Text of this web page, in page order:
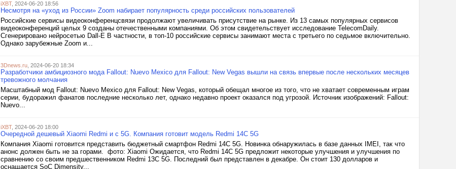
iXBT, 2024-06-20 18:56
Несмотря на «уход из России» Zoom набирает популярность среди российских пользователей
Российские сервисы видеоконференцсвязи продолжают увеличивать присутствие на рынке. Из 13 самых популярных сервисов
видеоконференций целых 9 созданы отечественными компаниями. Об этом свидетельствует исследование TelecomDaily.
Сгенерировано нейросетью Dall-E В частности, в топ-10 российские сервисы занимают места с третьего по седьмое включительно.
Однако зарубежные Zoom и...
3Dnews.ru , 2024-06-20 18:34
Разработчики амбициозного мода Fallout: Nuevo Mexico для Fallout: New Vegas вышли на связь впервые после нескольких месяцев
тревожного молчания
Масштабный мод Fallout: Nuevo Mexico для Fallout: New Vegas, который обещал многое из того, что не хватает современным играм
серии, будоражил фанатов последние несколько лет, однако недавно проект оказался под угрозой. Источник изображений: Fallout:
Nuevo...
iXBT, 2024-06-20 18:00
Очередной дешевый Xiaomi Redmi и с 5G. Компания готовит модель Redmi 14C 5G
Компания Xiaomi готовится представить бюджетный смартфон Redmi 14C 5G. Новинка обнаружилась в базе данных IMEI, так что
анонс должен быть не за горами. фото: Xiaomi Ожидается, что Redmi 14C 5G предложит некоторые улучшения и улучшения по
сравнению со своим предшественником Redmi 13C 5G. Последний был представлен в декабре. Он стоит 130 долларов и
оснащается SoC Dimensity...